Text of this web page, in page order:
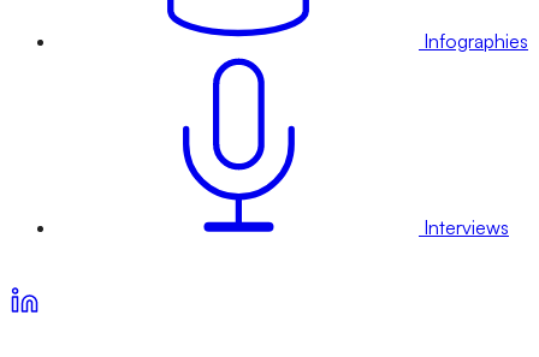
Infographies
Interviews